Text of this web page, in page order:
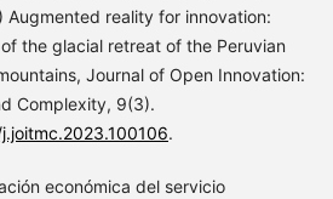
Augmented reality for innovation:
the glacial retreat of the Peruvian
Journal of Open Innovation:
Complexity, 9(3).
.
económica del servicio